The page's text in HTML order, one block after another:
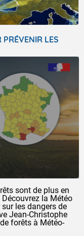
PRÉVENIR LES
sont de plus en
la Météo
les dangers de
Jean-Christophe
forêts à Météo-